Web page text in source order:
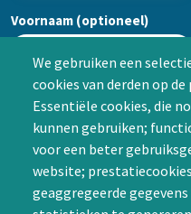
We gebruiken een
cookies van derden op de
Essentiële cookies, die
kunnen gebruiken;
voor een beter
website;
geaggregeerde
Voornaam (optioneel)
Achternaam (optioneel)
CAPTCHA